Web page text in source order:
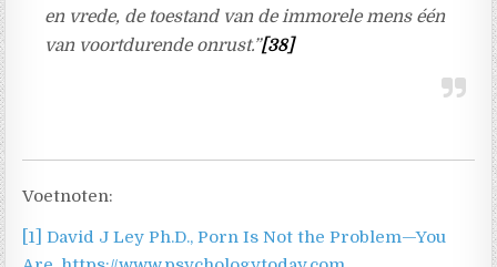
en vrede, de toestand van de immorele mens één
van voortdurende onrust.”[38]
Voetnoten:
[1]
David J Ley Ph.D., Porn Is Not the Problem—You